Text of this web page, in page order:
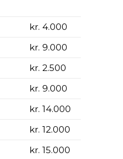
kr. 4.000
kr. 9.000
kr. 2.500
kr. 9.000
kr. 14.000
kr. 12.000
kr. 15.000